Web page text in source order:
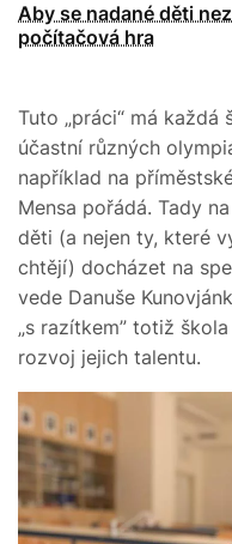
Aby se nadané děti
počítačová hra
Tuto „práci“ má
účastní různých
například na
Mensa pořádá. Tady
děti (a nejen ty, které
chtějí) docházet na
vede Danuše
„s razítkem” totiž
rozvoj jejich talentu.